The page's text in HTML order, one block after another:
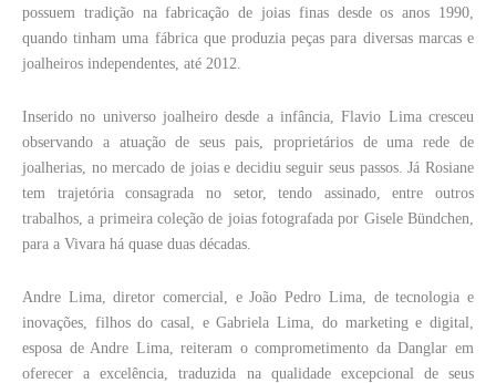
possuem tradição na fabricação de joias finas desde os anos 1990,
quando tinham uma fábrica que produzia peças para diversas marcas e
joalheiros independentes, até 2012.
Inserido no universo joalheiro desde a infância, Flavio Lima cresceu
observando a atuação de seus pais, proprietários de uma rede de
joalherias, no mercado de joias e decidiu seguir seus passos. Já Rosiane
tem trajetória consagrada no setor, tendo assinado, entre outros
trabalhos, a primeira coleção de joias fotografada por Gisele Bündchen,
para a Vivara há quase duas décadas.
Andre Lima, diretor comercial, e João Pedro Lima, de tecnologia e
inovações, filhos do casal, e Gabriela Lima, do marketing e digital,
esposa de Andre Lima, reiteram o comprometimento da Danglar em
oferecer a excelência, traduzida na qualidade excepcional de seus